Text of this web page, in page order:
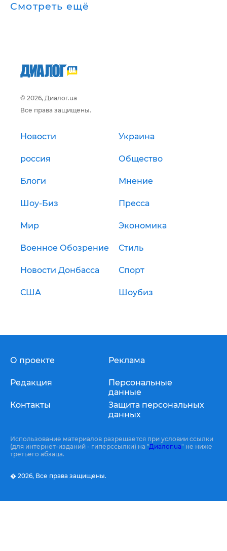
Смотреть ещё
© 2026, Диалог.ua
Все права защищены.
Новости Украина
россия Общество
Блоги Мнение
Шоу-Биз Пресса
Мир Экономика
Военное Обозрение Стиль
Новости Донбасса Спорт
США Шоубиз
О проекте
Редакция
Контакты
Реклама
Персональные
данные
Защита персональных
данных
Использование материалов разрешается при условии ссылки
(для интернет-изданий - гиперссылки) на "Диалог.ua" не ниже
третьего абзаца.
� 2026, Все права защищены.